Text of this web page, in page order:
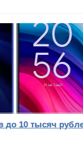
рублей